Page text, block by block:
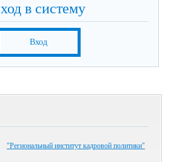
в систему
Вход
"Региональный институт кадровой политики"